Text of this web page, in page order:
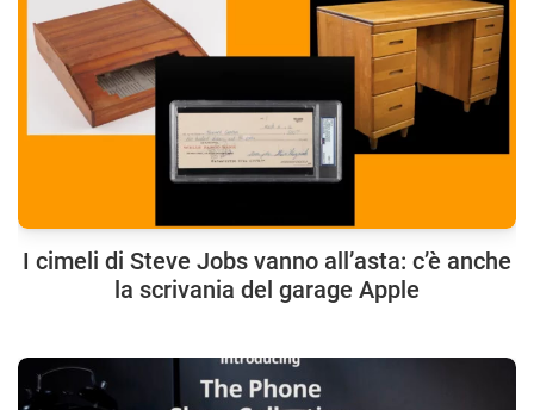
I cimeli di Steve Jobs vanno all’asta: c’è anche
la scrivania del garage Apple